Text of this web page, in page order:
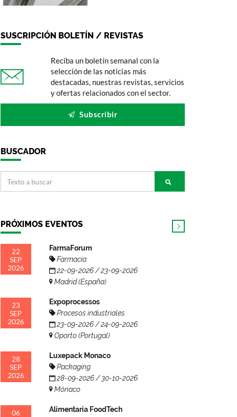
SUSCRIPCIÓN BOLETÍN / REVISTAS
Reciba un boletín semanal con la
selección de las noticias más
destacadas, nuestras revistas, servicios
y ofertas relacionados con el sector.
Subscribir
BUSCADOR
PRÓXIMOS EVENTOS
22
SEP
2026
FarmaForum
Farmacia
22-09-2026 / 23-09-2026
Madrid (España)
23
SEP
2026
Expoprocessos
Procesos industriales
23-09-2026 / 24-09-2026
Oporto (Portugal)
28
SEP
2026
Luxepack Monaco
Packaging
28-09-2026 / 30-10-2026
Mónaco
06
Alimentaria FoodTech